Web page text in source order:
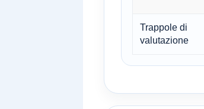
Trappole di
valutazione